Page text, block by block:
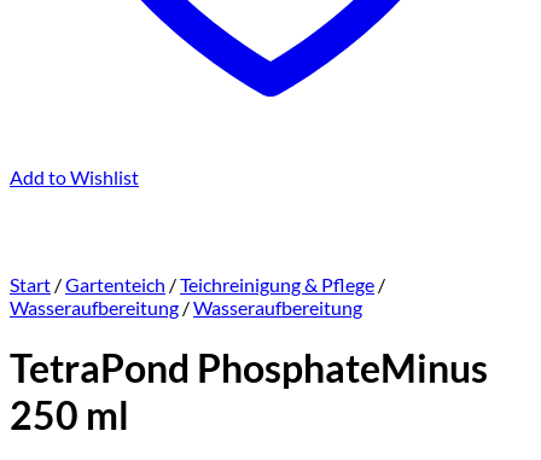
Add to Wishlist
Start /Gartenteich /Teichreinigung & Pflege /
Wasseraufbereitung /Wasseraufbereitung
TetraPond PhosphateMinus
250 ml